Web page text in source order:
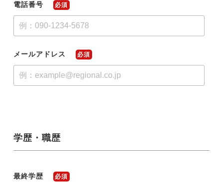
電話番号 必須
メールアドレス 必須
学歴・職歴
最終学歴 必須